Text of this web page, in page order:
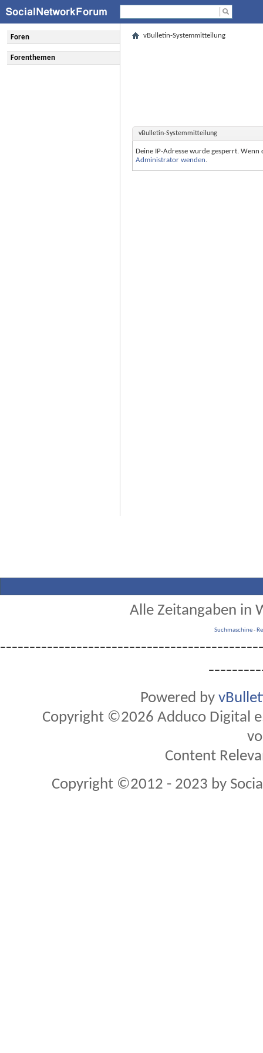
Foren
Forenthemen
vBulletin-Systemmitteilung
vBulletin-Systemmitteilung
Deine IP-Adresse wurde gesperrt.
Administrator wenden.
Alle Zeitangaben in
Suchmaschine-
Powered by
Copyright ©2026 Adduco Digital
Content
Copyright ©2012 - 2023 by